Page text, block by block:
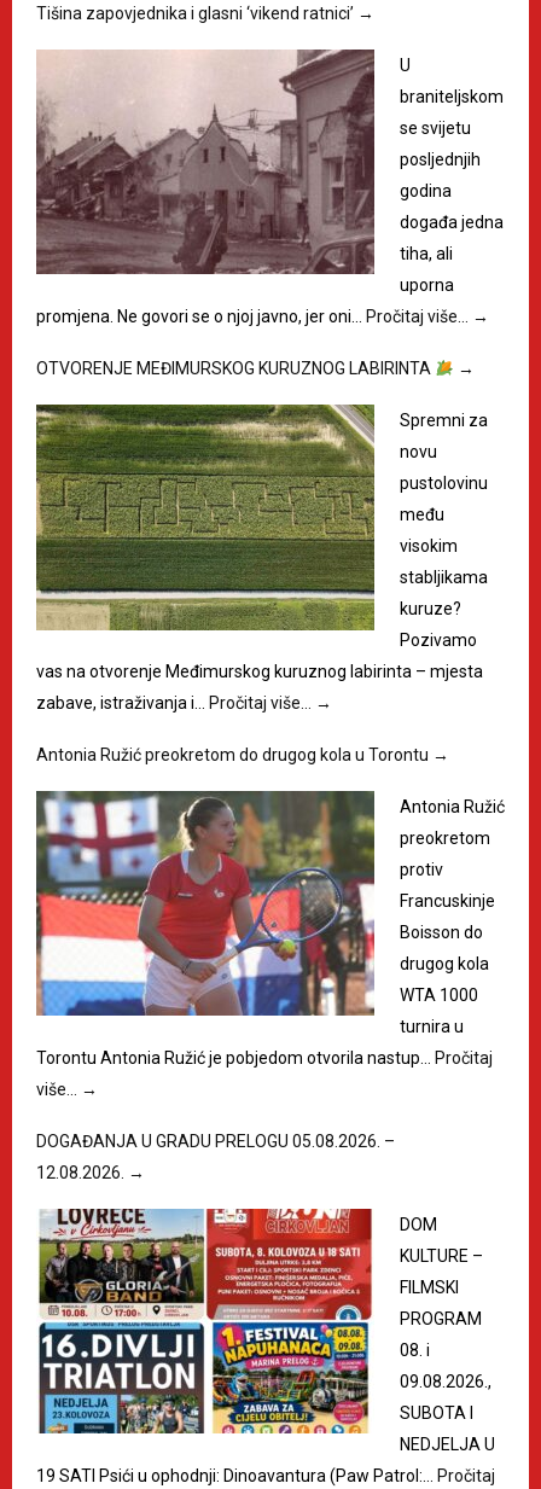
Tišina zapovjednika i glasni ‘vikend ratnici’ →
U
braniteljskom
se svijetu
posljednjih
godina
događa jedna
tiha, ali
uporna
promjena. Ne govori se o njoj javno, jer oni… Pročitaj više… →
OTVORENJE MEĐIMURSKOG KURUZNOG LABIRINTA →
Spremni za
novu
pustolovinu
među
visokim
stabljikama
kuruze?
Pozivamo
vas na otvorenje Međimurskog kuruznog labirinta – mjesta
zabave, istraživanja i… Pročitaj više… →
Antonia Ružić preokretom do drugog kola u Torontu →
Antonia Ružić
preokretom
protiv
Francuskinje
Boisson do
drugog kola
WTA 1000
turnira u
Torontu Antonia Ružić je pobjedom otvorila nastup… Pročitaj
više… →
DOGAĐANJA U GRADU PRELOGU 05.08.2026. –
12.08.2026. →
DOM
KULTURE –
FILMSKI
PROGRAM
08. i
09.08.2026.,
SUBOTA I
NEDJELJA U
19 SATI Psići u ophodnji: Dinoavantura (Paw Patrol:… Pročitaj